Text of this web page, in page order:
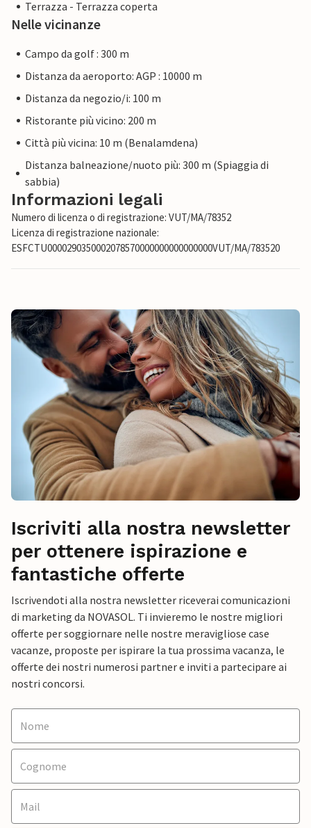
Terrazza - Terrazza coperta
Nelle vicinanze
Campo da golf : 300 m
Distanza da aeroporto: AGP : 10000 m
Distanza da negozio/i: 100 m
Ristorante più vicino: 200 m
Città più vicina: 10 m (Benalamdena)
Distanza balneazione/nuoto più: 300 m (Spiaggia di
sabbia)
Informazioni legali
Numero di licenza o di registrazione: VUT/MA/78352
Licenza di registrazione nazionale:
ESFCTU0000290350002078570000000000000000VUT/MA/783520
Iscriviti alla nostra newsletter
per ottenere ispirazione e
fantastiche offerte
Iscrivendoti alla nostra newsletter riceverai comunicazioni
di marketing da NOVASOL. Ti invieremo le nostre migliori
offerte per soggiornare nelle nostre meravigliose case
vacanze, proposte per ispirare la tua prossima vacanza, le
offerte dei nostri numerosi partner e inviti a partecipare ai
nostri concorsi.